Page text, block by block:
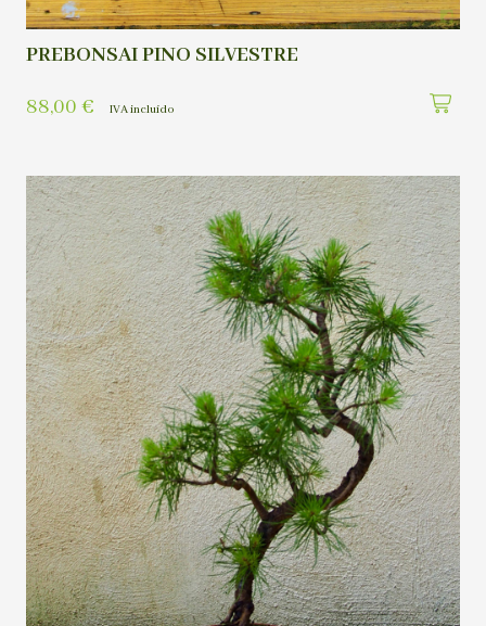
PREBONSAI PINO SILVESTRE
88,00 € IVA incluído